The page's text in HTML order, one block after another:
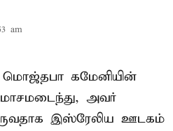
am
கமேனியின்
அவர்
இஸ்ரேலிய ஊடகம்